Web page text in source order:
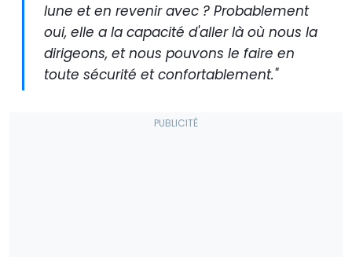
lune et en revenir avec ? Probablement
oui, elle a la capacité d'aller là où nous la
dirigeons, et nous pouvons le faire en
toute sécurité et confortablement."